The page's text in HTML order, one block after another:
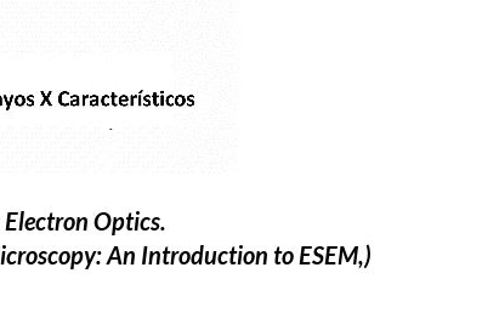
Optics.
An Introduction to ESEM,)